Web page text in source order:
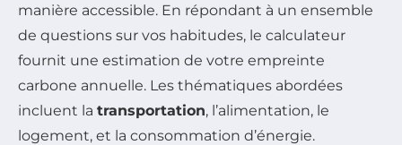
manière accessible. En répondant à un ensemble
de questions sur vos habitudes, le calculateur
fournit une estimation de votre empreinte
carbone annuelle. Les thématiques abordées
incluent la transportation, l’alimentation, le
logement, et la consommation d’énergie.